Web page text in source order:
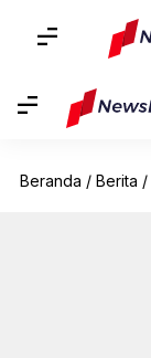
Beranda / Berita /